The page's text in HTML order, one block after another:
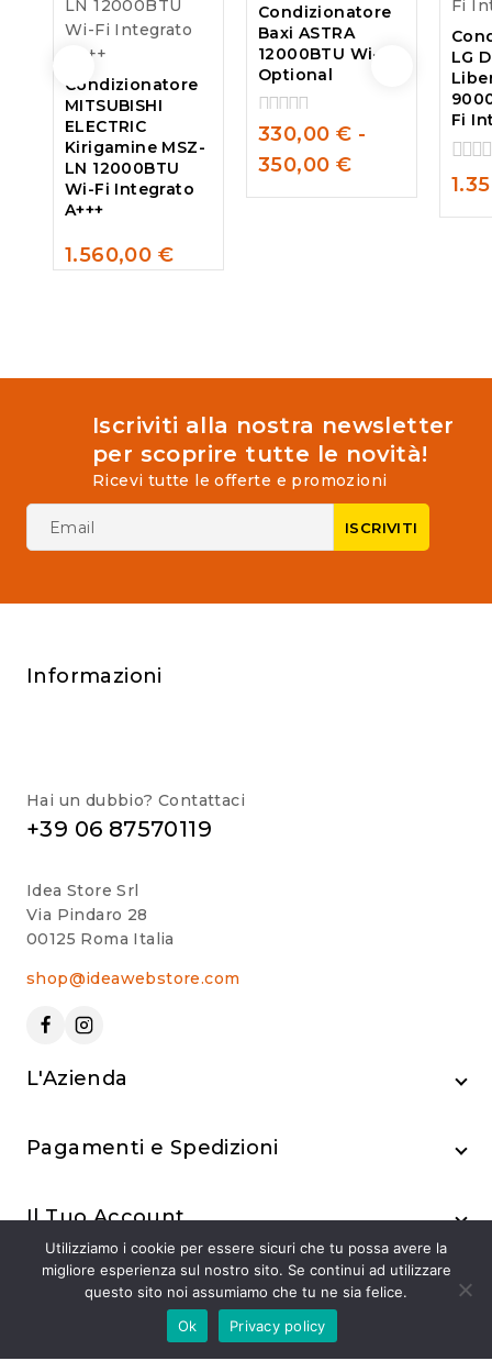
Condizionatore
MITSUBISHI
ELECTRIC
Kirigamine MSZ-
LN 12000BTU
Wi-Fi Integrato
A+++
0
1.560,00 €
Condizionatore
Baxi ASTRA
12000BTU Wi-Fi
Optional
0
out
of
5
330,00 € -
350,00 €
LG
Fi
0
out
of
Iscriviti alla nostra newsletter
per scoprire tutte le novità!
Ricevi tutte le offerte e promozioni
Informazioni
Hai un dubbio? Contattaci
+39 06 87570119
Idea Store Srl
Via Pindaro 28
00125 Roma Italia
shop@ideawebstore.com
L'Azienda
Pagamenti e Spedizioni
Il Tuo Account
© 2024 Idea Store Srl
Utilizziamo i cookie per essere sicuri che tu possa avere la
migliore esperienza sul nostro sito. Se continui ad utilizzare
questo sito noi assumiamo che tu ne sia felice.
Ok
Privacy policy